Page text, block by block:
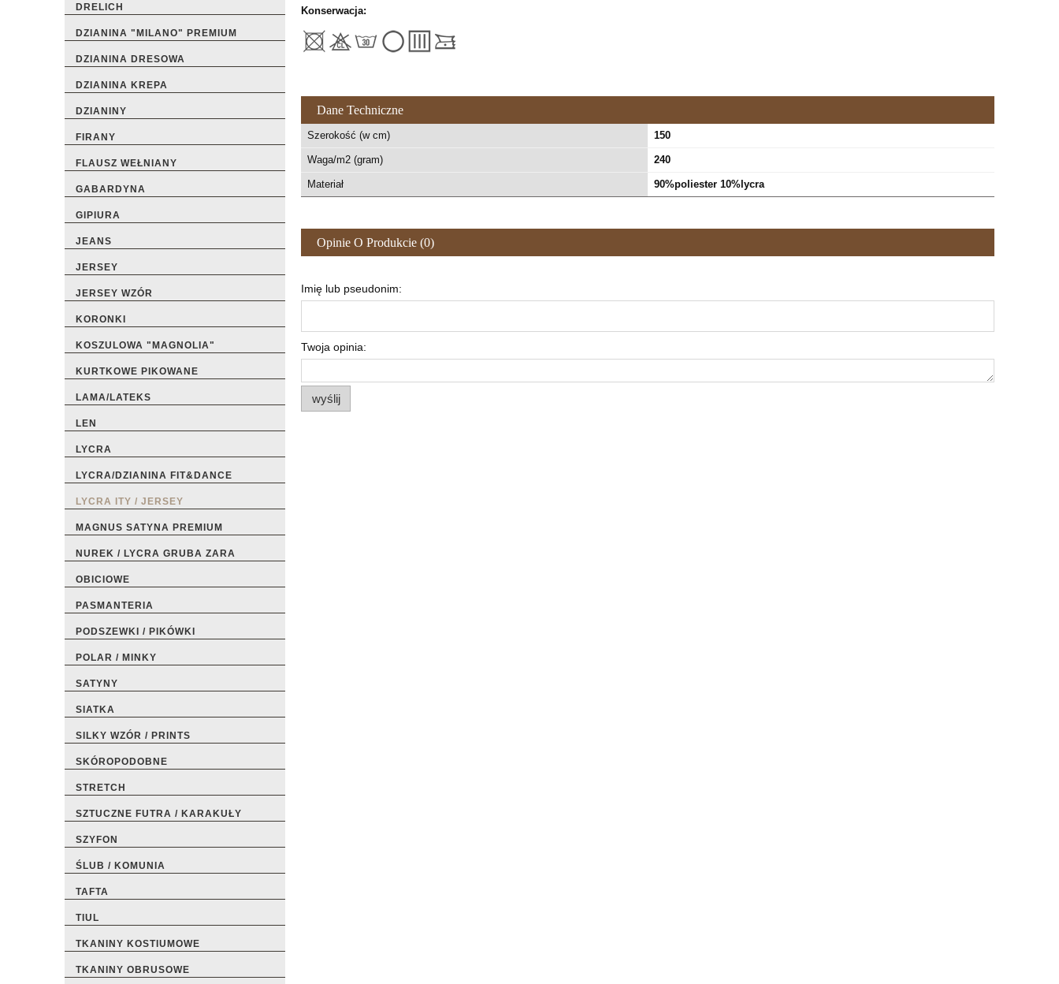
DRELICH
DZIANINA "MILANO" PREMIUM
DZIANINA DRESOWA
DZIANINA KREPA
DZIANINY
FIRANY
FLAUSZ WEŁNIANY
GABARDYNA
GIPIURA
JEANS
JERSEY
JERSEY WZÓR
KORONKI
KOSZULOWA "MAGNOLIA"
KURTKOWE PIKOWANE
LAMA/LATEKS
LEN
LYCRA
LYCRA/DZIANINA FIT&DANCE
LYCRA ITY / JERSEY
MAGNUS SATYNA PREMIUM
NUREK / LYCRA GRUBA ZARA
OBICIOWE
PASMANTERIA
PODSZEWKI / PIKÓWKI
POLAR / MINKY
SATYNY
SIATKA
SILKY WZÓR / PRINTS
SKÓROPODOBNE
STRETCH
SZTUCZNE FUTRA / KARAKUŁY
SZYFON
ŚLUB / KOMUNIA
TAFTA
TIUL
TKANINY KOSTIUMOWE
TKANINY OBRUSOWE
Konserwacja:
Dane Techniczne
Szerokość (w cm) 150
Waga/m2 (gram) 240
Materiał 90%poliester 10%lycra
Opinie O Produkcie (0)
Imię lub pseudonim:
Twoja opinia:
wyślij